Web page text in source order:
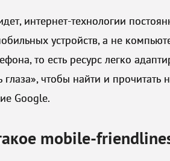
интернет-технологии
устройств, а не
то есть ресурс легко
глаза», чтобы найти и
Google.
mobile-